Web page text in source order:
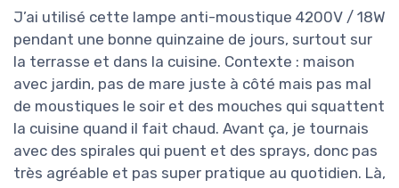
J’ai utilisé cette lampe anti-moustique 4200V / 18W
pendant une bonne quinzaine de jours, surtout sur
la terrasse et dans la cuisine. Contexte : maison
avec jardin, pas de mare juste à côté mais pas mal
de moustiques le soir et des mouches qui squattent
la cuisine quand il fait chaud. Avant ça, je tournais
avec des spirales qui puent et des sprays, donc pas
très agréable et pas super pratique au quotidien. Là,